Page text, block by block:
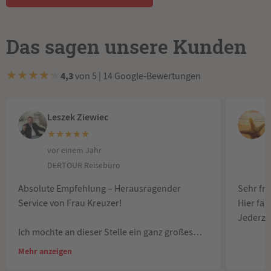
Das sagen unsere Kunden
★★★★★ 4,3von 5 | 14 Google-Bewertungen
Leszek Ziewiec
★★★★★
vor einem Jahr
DERTOUR Reisebüro
Absolute Empfehlung – Herausragender
Service von Frau Kreuzer!
Ich möchte an dieser Stelle ein ganz großes
Lob und ein riesiges Dankeschön an Frau
Mehr anzeigen
Sehr
Hier